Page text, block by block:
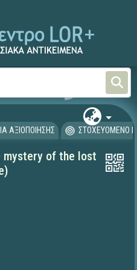
Ξένες Γλώσσες -
ΑΞΙΟΠΟΙΗΣΗΣ ΣΤΟΧΕΥΟΜΕΝΟ
mystery of the lost